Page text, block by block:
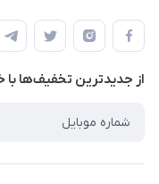
لیست محصولات
درباره ما
قوانین و مقررات
حریم خصوصی
راهنما
از جدید‌ترین تخفیف‌ها با‌